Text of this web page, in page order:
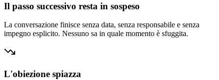
Il passo successivo resta in sospeso
La conversazione finisce senza data, senza responsabile e senza
impegno esplicito. Nessuno sa in quale momento è sfuggita.
L'obiezione spiazza